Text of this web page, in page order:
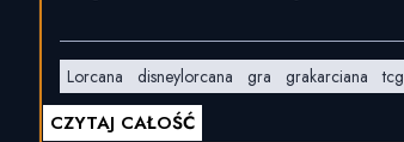
CZYTAJ CAŁOŚĆ
Lorcana disneylorcana gra grakarciana tcg